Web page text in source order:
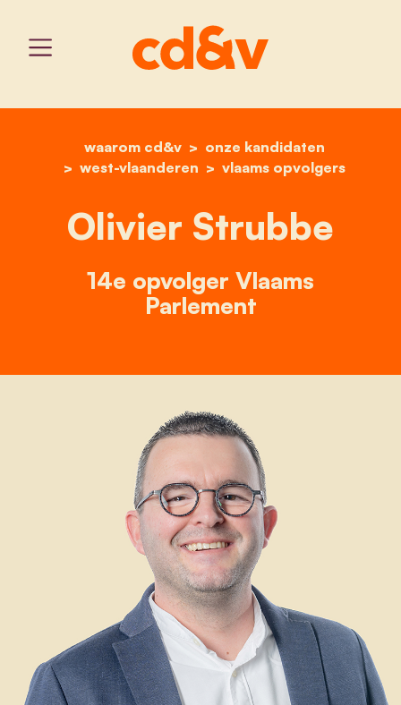
home
waarom cd&v
onze kandidaten
west-vlaanderen
vlaams opvolgers
olivier strubbe
Olivier Strubbe
14e opvolger Vlaams
Parlement